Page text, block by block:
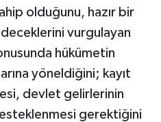
olduğunu, hazır bir
vurgulayan
hükümetin
yöneldiğini; kayıt
devlet gelirlerinin
gerektiğini